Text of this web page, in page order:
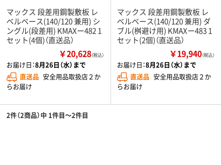
マックス 段差用鋼製敷板 レ
ベルベース(140/120 兼用) シ
ングル(段差用) KMAXー482 1
セット(4個)（直送品）
￥20,628（税込）
お届け日：8月26日（水）まで
直送品 安全用品取扱店２か
らお届け
マックス 段差用鋼製敷板 レ
ベルベース(140/120 兼用) ダ
ブル(桝避け用) KMAXー483 1
セット(2個)（直送品）
￥19,940（税込）
お届け日：8月26日（水）まで
直送品 安全用品取扱店２か
らお届け
2件（2商品）中 1件目～2件目